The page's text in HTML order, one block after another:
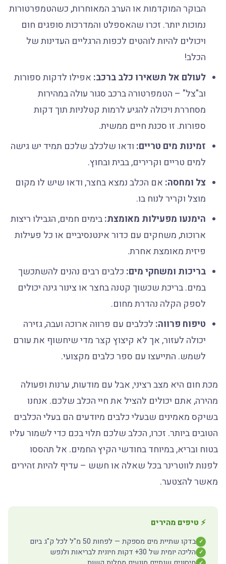
הבוקר המוקדמות או הערב המאוחרות, כשהטמפרטורות
נמוכות יותר. זכרו שהאספלט והמדרכות סופגים חום
ויכולים להיות לוהטים לכפות הרגליים העדינות של
הכלב!
לעולם אל תשאירו כלב ברכב:אפילו לדקות ספורות
וב"צל" – הטמפרטורה ברכב סגור עולה במהירות
מסחררת ויכולה להגיע לרמות קטלניות תוך דקות
ספורות. זו סכנת חיים ממשית.
זמינות מים טריים:ודאו שלכלב שלכם תמיד יש גישה
למים טריים וקרירים, בבית ובחוץ.
צל ומחסה:אם הכלב נמצא בחצר, ודאו שיש לו מקום
מוצל וקריר לנוח בו.
הימנעו מפעילות מאומצת:בימים חמים, הגבילו ריצות
ארוכות, משחקים עם כדור אינטנסיביים או כל פעילות
פיזית מאומצת אחרת.
בריכות ומשחקי מים:כלבים רבים נהנים להשתכשך
במים. בריכת שכשוך קטנה בחצר או צינור גינה יכולים
לספק הקלה נהדרת מחום.
טיפוח פרווה:לכלבים עם פרווה ארוכה ועבה, גזירה
יכולה לעזור, אך לא קיצוץ קצר מדי שיחשוף את עורם
לשמש. התייעצו עם ספר כלבים מקצועי.
מכת חום היא מצב רציני, אבל עם מודעות, ערנות ופעולה
מהירה, אתם יכולים להציל את חיי הכלב שלכם. אנחנו
בשיקס מאמינים שבעלי כלבים מיודעים הם בעלי הכלבים
הטובים ביותר. זכרו, הכלב שלכם תלוי בכם כדי לשמור עליו
בטוח ובריא, במיוחד בחודשי הקיץ החמים. אל תהססו
לפנות לווטרינר בכל שאלה או חשש – עדיף להיות זהירים
מאשר להצטער.
⚡ טיפים מהירים
✓ בדקו שתיית מים מספקת — לפחות 50 מ"ל לכל ק"ג ביום
✓ הליכה יומית של 30+ דקות חיונית לבריאות ולנפש